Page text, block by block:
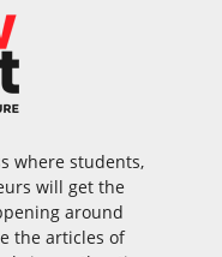
where students,
will get the
around
the articles of